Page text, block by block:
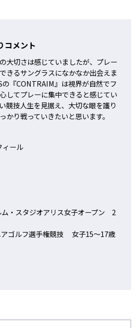
コメント
大切さは感じていましたが、プレー
きるサングラスになかなか出会えま
の『CONTRAIM』は視界が自然でフ
してプレーに集中できると感じてい
競技人生を見据え、大切な眼を護り
かり戦っていきたいと思います。
ール
・スタジオアリス女子オープン 2
ゴルフ選手権競技 女子15～17歳